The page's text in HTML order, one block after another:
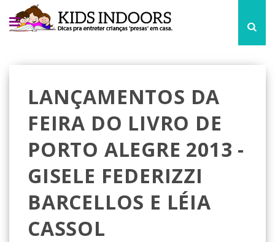
LANÇAMENTOS DA
FEIRA DO LIVRO DE
PORTO ALEGRE 2013 -
GISELE FEDERIZZI
BARCELLOS E LÉIA
CASSOL